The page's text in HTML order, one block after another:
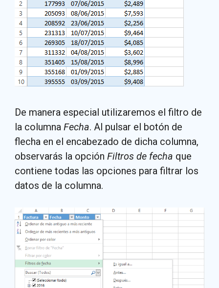
De manera especial utilizaremos el filtro de
la columna Fecha. Al pulsar el botón de
flecha en el encabezado de dicha columna,
observarás la opción Filtros de fecha que
contiene todas las opciones para filtrar los
datos de la columna.